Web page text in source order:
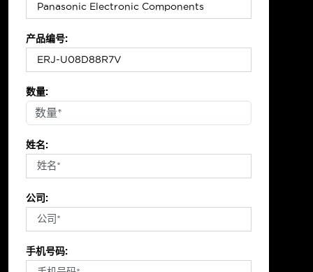
产品编号:
数量:
姓名:
公司:
手机号码: